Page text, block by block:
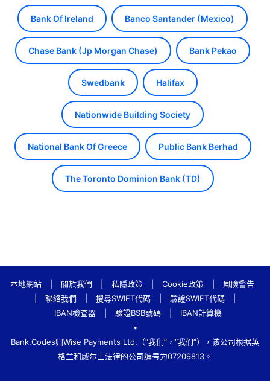
Bank Of Ireland Banco Santander (Mexico)
Chase Bank (Jp Morgan Chase) Bank Pekao
Swedbank Halifax
Nationwide Building Society
National Bank Of Greece Public Bank Berhad
The Toronto Dominion Bank (TD)
本地網站 關於我們 私隱政策 Cookie政策
風險警告
聯絡我們 搜尋SWIFT代碼 驗證SWIFT代碼
IBAN檢查器
驗證BSB號碼
IBAN計算機
•
Bank.Codes归Wise Payments Ltd.（“我们”，“我们”），该公司根据英
格兰和威尔士法律的公司编号为07209813。